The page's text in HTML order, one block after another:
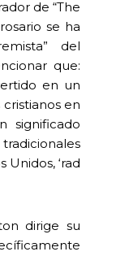
de “The
se ha
del
que:
en un
en
significado
Unidos, ‘rad
dirige su